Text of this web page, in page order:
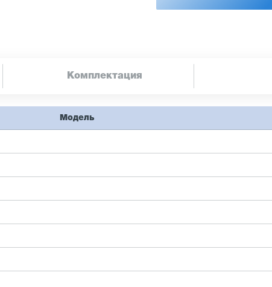
Комплектация
Модель